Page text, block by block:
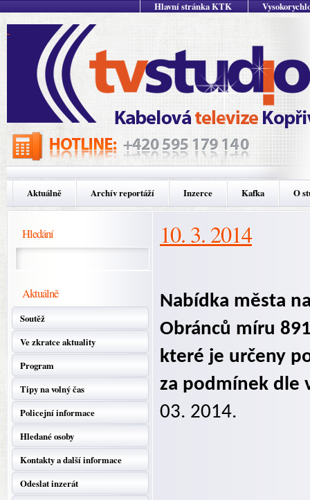
Hlavní stránka KTK
Aktuálně Archív reportáží Inzerce Kafka O
Hledání
Aktuálně
Soutěž
Ve zkratce aktuality
Program
Tipy na volný čas
Policejní informace
Hledané osoby
Kontakty a další informace
Odeslat inzerát
10. 3. 2014
Nabídka města
Obránců míru
které je určeny
za podmínek dle
03. 2014.